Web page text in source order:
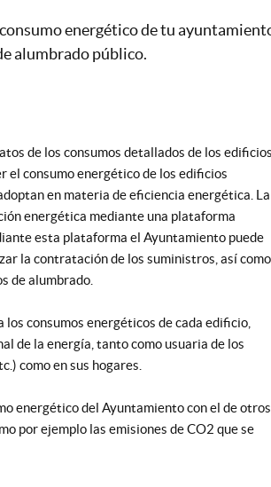
energético de tu
alumbrado público.
de los consumos detallados de los edificios
el consumo energético de los edificios
en materia de eficiencia energética. La
energética mediante una plataforma
esta plataforma el Ayuntamiento puede
la contratación de los suministros, así como
de alumbrado.
los consumos energéticos de cada edificio,
de la energía, tanto como usuaria de los
como en sus hogares.
energético del Ayuntamiento con el de otros
por ejemplo las emisiones de CO2 que se